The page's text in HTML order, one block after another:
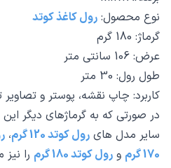
نوع محصول: رول کاغذ کوتد
گرماژ: 180 گرم
عرض: 106 سانتی متر
طول رول: 30 متر
کاربرد: چاپ نقشه، پوستر و تصاویر
در صورتی که به گرماژهای دیگر
سایر مدل های رول کوتد 120 گرم ،
170 گرم
و رول کوتد 180 گرم را